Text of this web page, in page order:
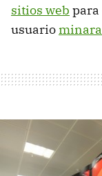
sitios web para
usuario